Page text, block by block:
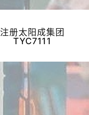
注册太阳成集团
TYC7111